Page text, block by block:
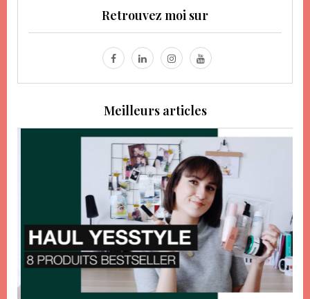
Retrouvez moi sur
Meilleurs articles